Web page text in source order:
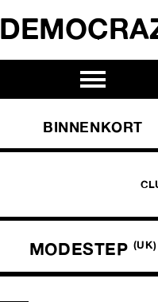
MODESTEP (UK)
BINNENKORT